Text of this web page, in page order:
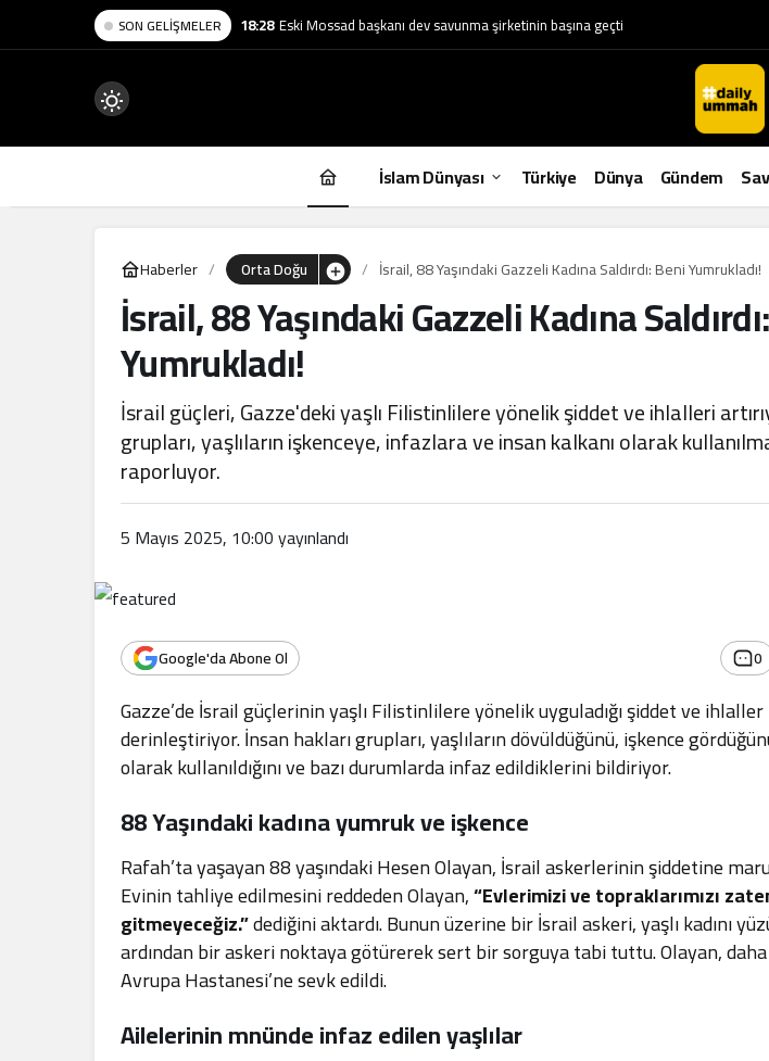
SON GELIŞMELER 18:28 Eski Mossad başkanı dev savunma şirketinin başına geçti
Mod
değiştir
İslam Dünyası Türkiye Dünya Gündem
Haberler Orta Doğu İsrail, 88 Yaşındaki Gazzeli Kadına Saldırdı: Beni Yumrukladı!
İsrail, 88 Yaşındaki Gazzeli Kadına
Yumrukladı!
İsrail güçleri, Gazze'deki yaşlı Filistinlilere yönelik şiddet ve ihlalleri
grupları, yaşlıların işkenceye, infazlara ve insan kalkanı olarak
raporluyor.
5 Mayıs 2025, 10:00yayınlandı
Google'da Abone Ol 0
Gazze’de İsrail güçlerinin yaşlı Filistinlilere yönelik uyguladığı şiddet ve ihlaller
derinleştiriyor. İnsan hakları grupları, yaşlıların dövüldüğünü, işkence
olarak kullanıldığını ve bazı durumlarda infaz edildiklerini bildiriyor.
88 Yaşındaki kadına yumruk ve işkence
Rafah’ta yaşayan 88 yaşındaki Hesen Olayan, İsrail askerlerinin şiddetine
Evinin tahliye edilmesini reddeden Olayan,“Evlerimizi ve topraklarımızı
gitmeyeceğiz.”dediğini aktardı. Bunun üzerine bir İsrail askeri, yaşlı kadını
ardından bir askeri noktaya götürerek sert bir sorguya tabi tuttu. Olayan,
Avrupa Hastanesi’ne sevk edildi.
Ailelerinin mnünde infaz edilen yaşlılar